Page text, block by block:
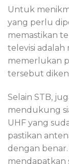
Untuk
yang perlu
memastikan
televisi adalah
memerlukan
tersebut
Selain STB,
mendukung
UHF yang
pastikan
dengan
mendapatkan